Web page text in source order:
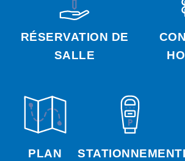
RÉSERVATION DE
SALLE
PLAN STATIONNEMENT